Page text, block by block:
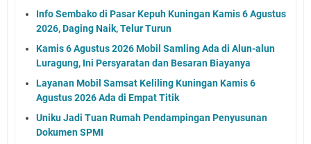
Info Sembako di Pasar Kepuh Kuningan Kamis 6 Agustus
2026, Daging Naik, Telur Turun
Kamis 6 Agustus 2026 Mobil Samling Ada di Alun-alun
Luragung, Ini Persyaratan dan Besaran Biayanya
Layanan Mobil Samsat Keliling Kuningan Kamis 6
Agustus 2026 Ada di Empat Titik
Uniku Jadi Tuan Rumah Pendampingan Penyusunan
Dokumen SPMI